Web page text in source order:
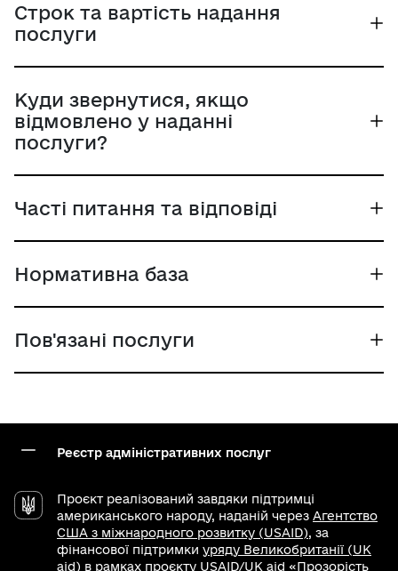
Строк та вартість надання
послуги
Куди звернутися, якщо
відмовлено у наданні
послуги?
Часті питання та відповіді
Нормативна база
Пов'язані послуги
Реєстр адміністративних послуг
Проєкт реалізований завдяки підтримці
американського народу, наданій через Агентство
США з міжнародного розвитку (USAID), за
фінансової підтримки уряду Великобританії (UK
aid) в рамках проєкту USAID/UK aid «Прозорість